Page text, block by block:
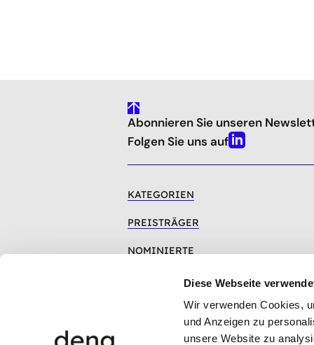
Diese Webseite
Wir verwenden Cookies,
und Anzeigen zu
unsere Website zu
gehe
nach
oben
Abonnieren Sie unseren
Folgen Sie uns aufLinkedin
KATEGORIEN
PREISTRÄGER
NOMINIERTE
GOOD PRACTICE